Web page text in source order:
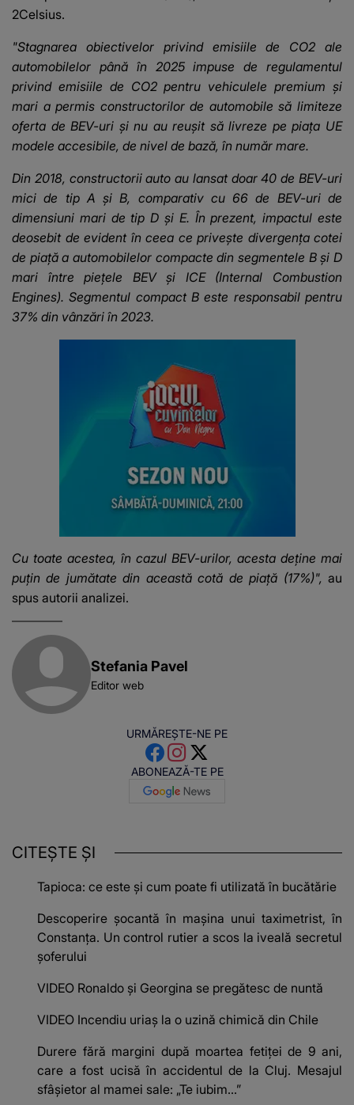
2Celsius.
"Stagnarea obiectivelor privind emisiile de CO2 ale
automobilelor până în 2025 impuse de regulamentul
privind emisiile de CO2 pentru vehiculele premium şi
mari a permis constructorilor de automobile să limiteze
oferta de BEV-uri şi nu au reuşit să livreze pe piaţa UE
modele accesibile, de nivel de bază, în număr mare.
Din 2018, constructorii auto au lansat doar 40 de BEV-uri
mici de tip A şi B, comparativ cu 66 de BEV-uri de
dimensiuni mari de tip D şi E. În prezent, impactul este
deosebit de evident în ceea ce priveşte divergenţa cotei
de piaţă a automobilelor compacte din segmentele B şi D
mari între pieţele BEV şi ICE (Internal Combustion
Engines). Segmentul compact B este responsabil pentru
37% din vânzări în 2023.
Cu toate acestea, în cazul BEV-urilor, acesta deţine mai
puţin de jumătate din această cotă de piaţă (17%)", au
spus autorii analizei.
Stefania Pavel
Editor web
URMĂREȘTE-NE PE
ABONEAZĂ-TE PE
CITEȘTE ȘI
Tapioca: ce este și cum poate fi utilizată în bucătărie
Descoperire șocantă în mașina unui taximetrist, în
Constanța. Un control rutier a scos la iveală secretul
șoferului
VIDEO Ronaldo și Georgina se pregătesc de nuntă
VIDEO Incendiu uriaș la o uzină chimică din Chile
Durere fără margini după moartea fetiței de 9 ani,
care a fost ucisă în accidentul de la Cluj. Mesajul
sfâșietor al mamei sale: „Te iubim…”